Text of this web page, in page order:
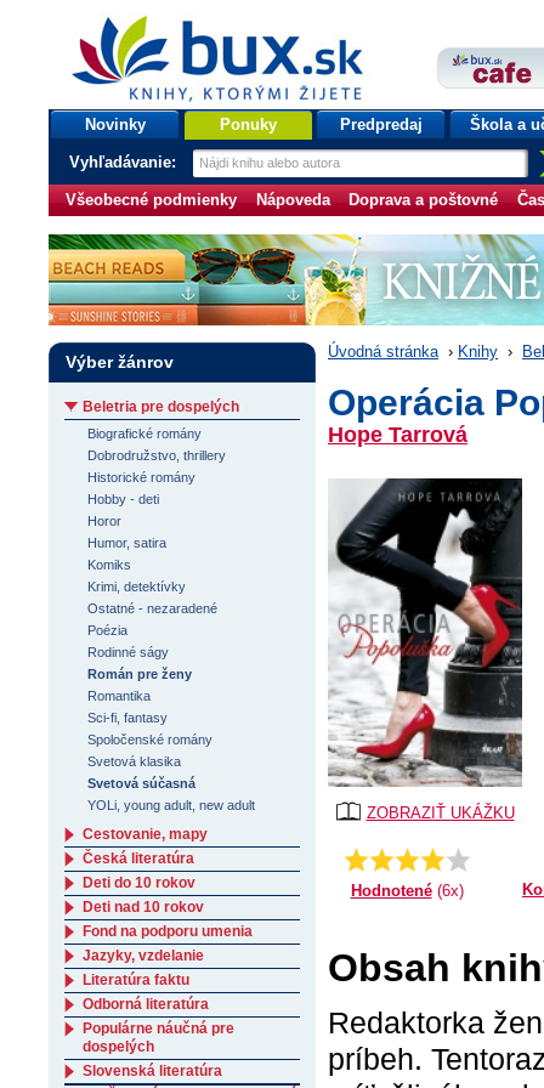
bux.sk
knihy, ktorými žijete
Úvodná stránka
Novinky Ponuky Predpredaj Škola a
Vyhľadávanie:
Všeobecné podmienky Nápoveda Doprava a poštovné
Úvodná stránka › Knihy ›
Operácia
Hope Tarrová
ZOBRAZIŤ UKÁŽKU
Priemer:
4.33333333333333
Hodnotené(6x)
Obsah
Redaktorka
príbeh.
Výber žánrov
Beletria pre dospelých
Biografické romány
Dobrodružstvo, thrillery
Historické romány
Hobby - deti
Horor
Humor, satira
Komiks
Krimi, detektívky
Ostatné - nezaradené
Poézia
Rodinné ságy
Román pre ženy
Romantika
Sci-fi, fantasy
Spoločenské romány
Svetová klasika
Svetová súčasná
YOLi, young adult, new adult
Cestovanie, mapy
Česká literatúra
Deti do 10 rokov
Deti nad 10 rokov
Fond na podporu umenia
Jazyky, vzdelanie
Literatúra faktu
Odborná literatúra
Populárne náučná pre
dospelých
Slovenská literatúra